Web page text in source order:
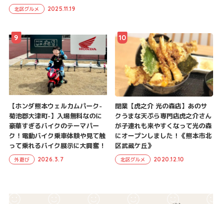
北区グルメ 2025.11.19
【ホンダ熊本ウェルカムパーク-
菊池郡大津町-】入場無料なのに
豪華すぎるバイクのテーマパー
ク！電動バイク乗車体験や見て触
って乗れるバイク展示に大興奮！
外遊び 2026.3.7
9
閉業【虎之介 光の森店】あのサ
クうまな天ぷら専門店虎之介さん
が子連れも来やすくなって光の森
にオープンしました！《熊本市北
区武蔵ケ丘》
北区グルメ 2020.12.10
10